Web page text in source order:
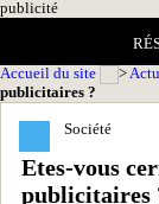
publicité
Accueil du site
Actu
publicitaires ?
Société
Etes-vous
publicitaires